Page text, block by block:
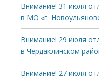
Внимание! 31 июля
в МО «г.
Внимание! 29 июля
в Чердаклинском
Внимание! 27 июля